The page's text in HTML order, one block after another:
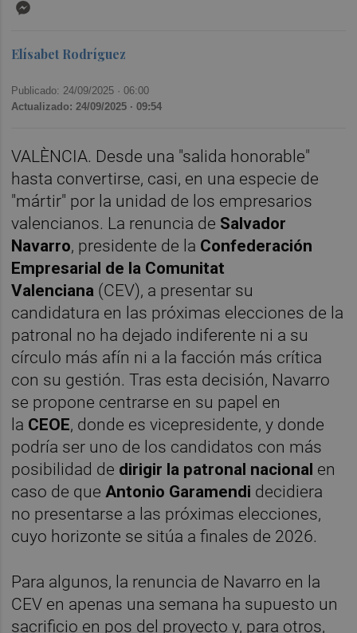
Elísabet Rodríguez
Publicado: 24/09/2025 ·06:00
Actualizado: 24/09/2025 · 09:54
VALÈNCIA. Desde una "salida honorable"
hasta convertirse, casi, en una especie de
"mártir" por la unidad de los empresarios
valencianos. La renuncia de Salvador
Navarro, presidente de la Confederación
Empresarial de la Comunitat
Valenciana (CEV), a presentar su
candidatura en las próximas elecciones de la
patronal no ha dejado indiferente ni a su
círculo más afín ni a la facción más crítica
con su gestión. Tras esta decisión, Navarro
se propone centrarse en su papel en
la CEOE, donde es vicepresidente, y donde
podría ser uno de los candidatos con más
posibilidad de dirigir la patronal nacional en
caso de que Antonio Garamendi decidiera
no presentarse a las próximas elecciones,
cuyo horizonte se sitúa a finales de 2026.
Para algunos, la renuncia de Navarro en la
CEV en apenas una semana ha supuesto un
sacrificio en pos del proyecto y, para otros,